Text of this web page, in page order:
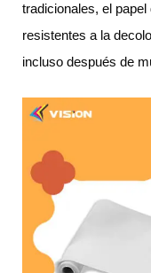
tradicionales, el
resistentes a la
incluso después de